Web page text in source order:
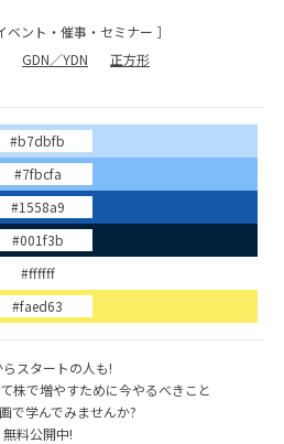
ベント・催事・セミナー ］
GDN／YDN 正方形
#b7dbfb
#7fbcfa
#1558a9
#001f3b
#ffffff
#faed63
らスタートの人も!
株で増やすために今やるべきこと
で学んでみませんか?
無料公開中!